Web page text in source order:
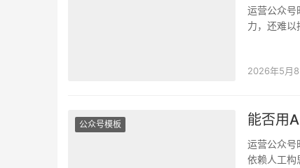
运营公众号
力，还难以
2026年5月8
公众号模板 能否用
运营公众号
依赖人工构